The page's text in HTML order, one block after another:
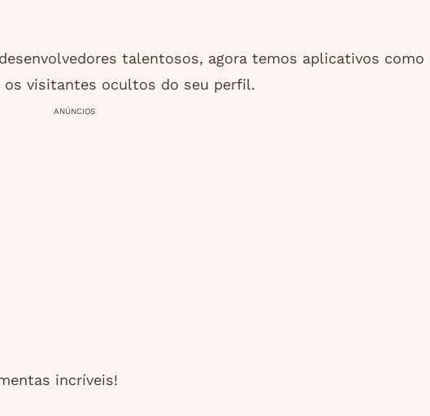
talentosos, agora temos aplicativos como
os visitantes ocultos do seu perfil.
ANÚNCIOS
incríveis!